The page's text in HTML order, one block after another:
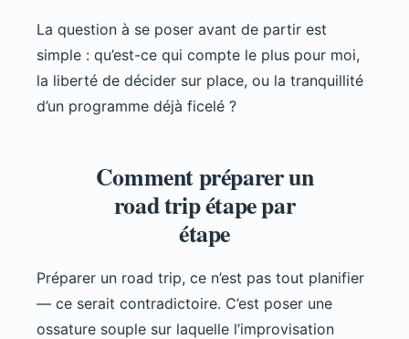
La question à se poser avant de partir est
simple : qu’est-ce qui compte le plus pour moi,
la liberté de décider sur place, ou la tranquillité
d’un programme déjà ficelé ?
Comment préparer un
road trip étape par
étape
Préparer un road trip, ce n’est pas tout planifier
— ce serait contradictoire. C’est poser une
ossature souple sur laquelle l’improvisation